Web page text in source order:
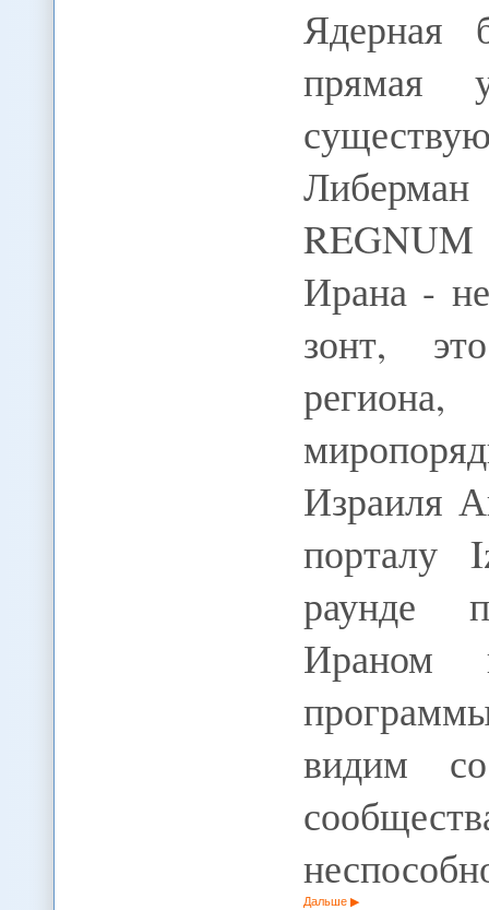
Ядерная
прямая
Ирана -
зонт,
Израиля
порталу
раунде
Ираном
видим
Дальше